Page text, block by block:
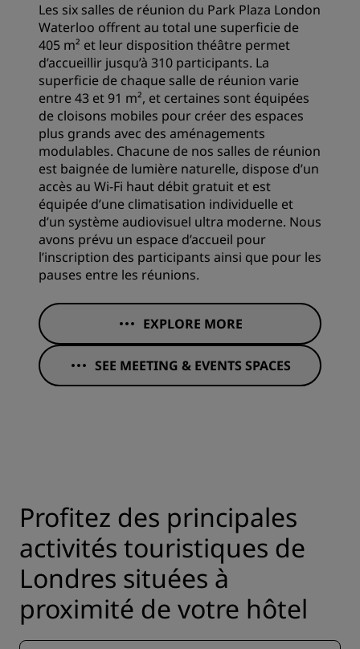
Les six salles de réunion du Park Plaza London
Waterloo offrent au total une superficie de
405 m² et leur disposition théâtre permet
d’accueillir jusqu’à 310 participants. La
superficie de chaque salle de réunion varie
entre 43 et 91 m², et certaines sont équipées
de cloisons mobiles pour créer des espaces
plus grands avec des aménagements
modulables. Chacune de nos salles de réunion
est baignée de lumière naturelle, dispose d’un
accès au Wi-Fi haut débit gratuit et est
équipée d’une climatisation individuelle et
d’un système audiovisuel ultra moderne. Nous
avons prévu un espace d’accueil pour
l’inscription des participants ainsi que pour les
pauses entre les réunions.
EXPLORE MORE
SEE MEETING & EVENTS SPACES
Profitez des principales
activités touristiques de
Londres situées à
proximité de votre hôtel